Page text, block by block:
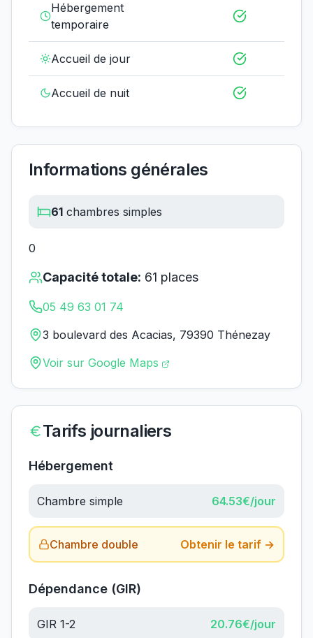
Hébergement
temporaire
Accueil de jour
Accueil de nuit
Informations générales
61 chambres simples
0
Capacité totale: 61 places
05 49 63 01 74
3 boulevard des Acacias, 79390 Thénezay
Voir sur Google Maps
Tarifs journaliers
Hébergement
Chambre simple 64.53€/jour
Chambre double Obtenir le tarif →
Dépendance (GIR)
GIR 1-2 20.76€/jour